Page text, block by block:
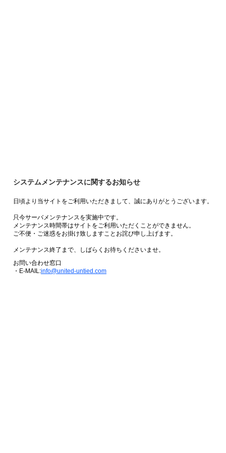
システムメンテナンスに関するお知らせ
日頃より当サイトをご利用いただきまして、誠にありがとうございます。
只今サーバメンテナンスを実施中です。
メンテナンス時間帯はサイトをご利用いただくことができません。
ご不便・ご迷惑をお掛け致しますことお詫び申し上げます。
メンテナンス終了まで、しばらくお待ちくださいませ。
お問い合わせ窓口
・E-MAIL:info@united-untied.com